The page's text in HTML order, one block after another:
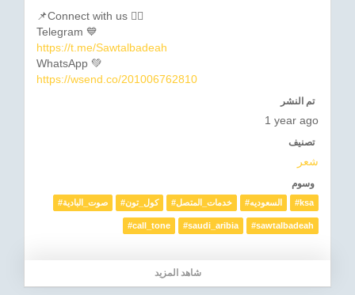
📌Connect with us 👇🏼
Telegram 💙
https://t.me/Sawtalbadeah
WhatsApp 💚
https://wsend.co/201006762810
تم النشر
1 year ago
تصنيف
شعر
وسوم
#صوت_البادية #كول_تون #خدمات_المتصل #السعوديه #ksa
#call_tone #saudi_aribia #sawtalbadeah
شاهد المزيد